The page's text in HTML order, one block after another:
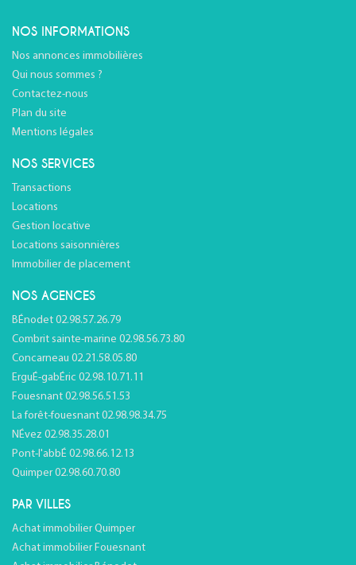
NOS INFORMATIONS
Nos annonces immobilières
Qui nous sommes ?
Contactez-nous
Plan du site
Mentions légales
NOS SERVICES
Transactions
Locations
Gestion locative
Locations saisonnières
Immobilier de placement
NOS AGENCES
BÉnodet 02.98.57.26.79
Combrit sainte-marine 02.98.56.73.80
Concarneau 02.21.58.05.80
ErguÉ-gabÉric 02.98.10.71.11
Fouesnant 02.98.56.51.53
La forêt-fouesnant 02.98.98.34.75
NÉvez 02.98.35.28.01
Pont-l'abbÉ 02.98.66.12.13
Quimper 02.98.60.70.80
PAR VILLES
Achat immobilier Quimper
Achat immobilier Fouesnant